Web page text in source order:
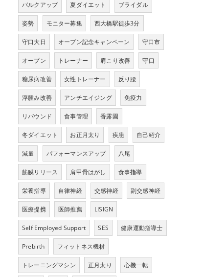
バルクアップ 夏ダイエット ブライダル
姿勢 モニター募集 西大橋駅徒歩3分
守口大日 オープン記念キャンペーン 守口市
オープン トレーナー 肩こり改善 守口
糖尿病改善 女性トレーナー 反り腰
浮腫み改善 アンチエイジング 免疫力
リバウンド 食事管理 香露園
冬ダイエット お正月太り 疾患 自己紹介
減量 パフォーマンスアップ 八尾
筋膜リリース 肩甲骨はがし 食事指導
栄養指導 自律神経 交感神経 副交感神経
医療提携 医師推薦 LISIGN
Self Employed Support SES 健康運動指導士
Prebirth フィットネス機材
トレーニングマシン 正月太り 心機一転